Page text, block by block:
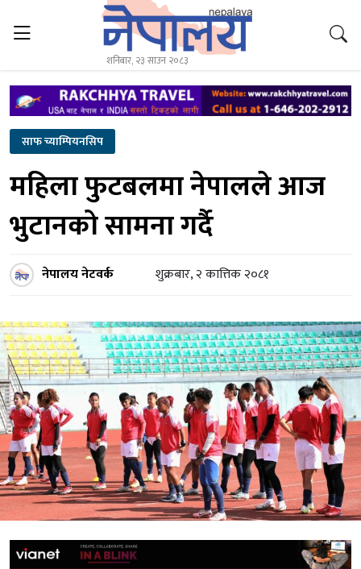
शनिबार, २३ साउन २०८३
साफ च्याम्पियनसिप
महिला फुटबलमा नेपालले आज
भुटानको सामना गर्दै
नेपालय नेटवर्क शुक्रबार, २ कात्तिक २०८१